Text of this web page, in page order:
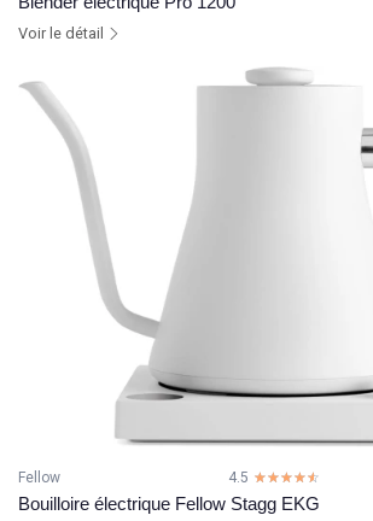
Voir le détail
Fellow 4.5 ☆☆☆☆☆
★★★★★
Bouilloire électrique Fellow Stagg EKG